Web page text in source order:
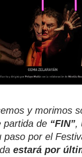
y morimos
partida de “FIN”,
paso por el
estará por